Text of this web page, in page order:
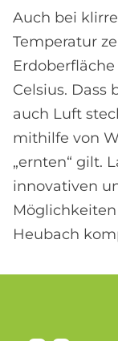
Auch bei
Temperatur
Celsius. Dass
auch Luft
mithilfe von
„ernten“ gilt.
innovativen
Heubach